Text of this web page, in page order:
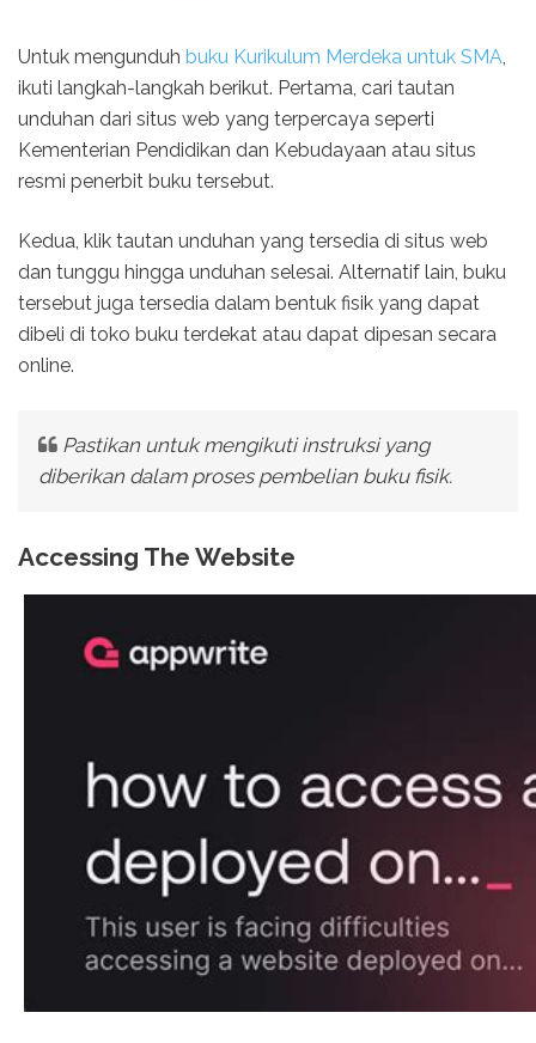
Untuk mengunduh buku Kurikulum Merdeka untuk SMA
ikuti langkah-langkah berikut. Pertama, cari tautan
unduhan dari situs web yang terpercaya seperti
Kementerian Pendidikan dan Kebudayaan atau situs
resmi penerbit buku tersebut.
Kedua, klik tautan unduhan yang tersedia di situs web
dan tunggu hingga unduhan selesai. Alternatif lain, buku
tersebut juga tersedia dalam bentuk fisik yang dapat
dibeli di toko buku terdekat atau dapat dipesan secara
online.
Pastikan untuk mengikuti instruksi yang
diberikan dalam proses pembelian buku fisik.
Accessing The Website